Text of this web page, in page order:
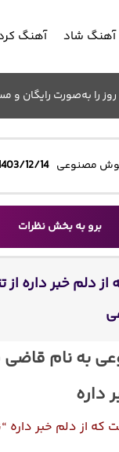
آهنگ شاد آهنگ
را به‌صورت رایگان و
مصنوعی 1403/12/14 -
برو به بخش نظرات
دلم خبر داره از
به نام
داره
که از دلم خبر داره